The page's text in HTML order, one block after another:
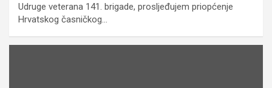
Udruge veterana 141. brigade, prosljeđujem priopćenje
Hrvatskog časničkog…